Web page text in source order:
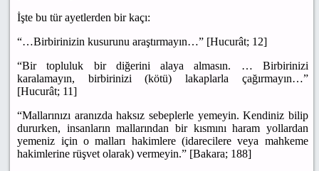
İşte bu tür ayetlerden bir kaçı:
“…Birbirinizin kusurunu araştırmayın…” [Hucurât; 12]
“Bir topluluk bir diğerini alaya almasın. … Birbirinizi
karalamayın, birbirinizi (kötü) lakaplarla çağırmayın…”
[Hucurât; 11]
“Mallarınızı aranızda haksız sebeplerle yemeyin. Kendiniz bilip
dururken, insanların mallarından bir kısmını haram yollardan
yemeniz için o malları hakimlere (idarecilere veya mahkeme
hakimlerine rüşvet olarak) vermeyin.” [Bakara; 188]